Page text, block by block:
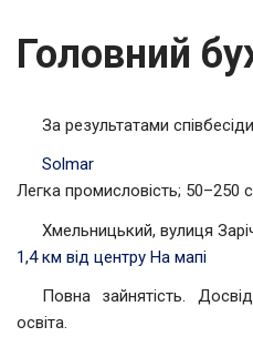
Головний
За результатами співбесіди
Solmar
Легка промисловість; 50–250
Хмельницький, вулиця
1,4 км від центру На мапі
Повна зайнятість.
освіта.